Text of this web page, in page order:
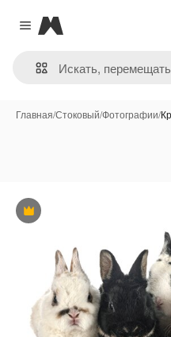
Close menu
Magnific
Главная/Стоковый/Фотографии/
Премиум